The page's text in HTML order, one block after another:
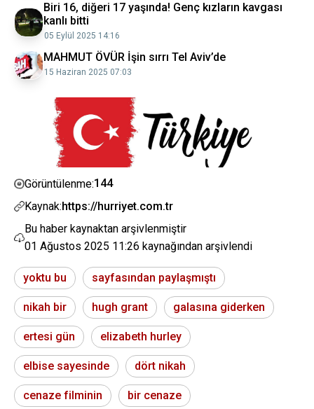
Biri 16, diğeri 17 yaşında! Genç kızların kavgası
kanlı bitti
05 Eylül 2025 14:16
MAHMUT ÖVÜR İşin sırrı Tel Aviv’de
15 Haziran 2025 07:03
Görüntülenme:144
Kaynak:https://hurriyet.com.tr
Bu haber kaynaktan arşivlenmiştir
01 Ağustos 2025 11:26 kaynağından arşivlendi
yoktu bu sayfasından paylaşmıştı
nikah bir hugh grant galasına giderken
ertesi gün elizabeth hurley
elbise sayesinde dört nikah
cenaze filminin bir cenaze